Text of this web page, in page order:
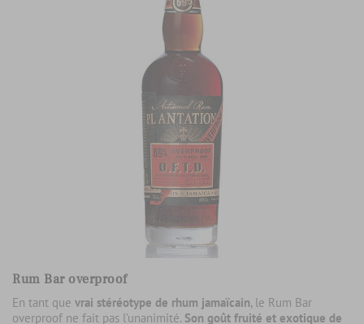
Rum Bar overproof
En tant que vrai stéréotype de rhum jamaïcain, le Rum Bar
overproof ne fait pas l’unanimité. Son goût fruité et exotique de